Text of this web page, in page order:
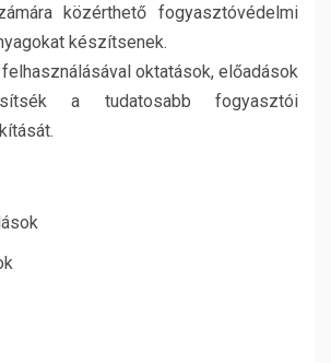
közérthető fogyasztóvédelmi
készítsenek.
oktatások, előadások
a tudatosabb fogyasztói